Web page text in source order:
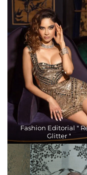
Fashion Editorial "
Glitter "